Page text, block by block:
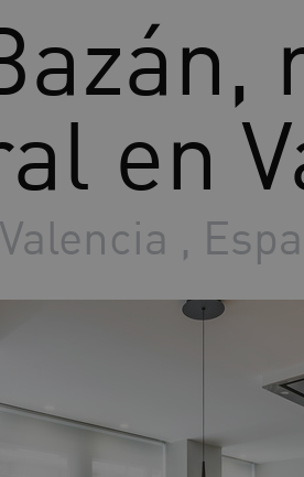
en
Valencia ,